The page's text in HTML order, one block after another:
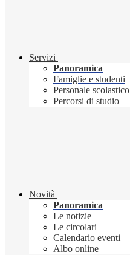
Servizi
Panoramica
Famiglie e studenti
Personale scolastico
Percorsi di studio
Novità
Panoramica
Le notizie
Le circolari
Calendario eventi
Albo online